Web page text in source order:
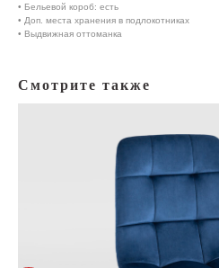
• Бельевой короб: есть
• Доп. места хранения в подлокотниках
• Выдвижная оттоманка
Смотрите также